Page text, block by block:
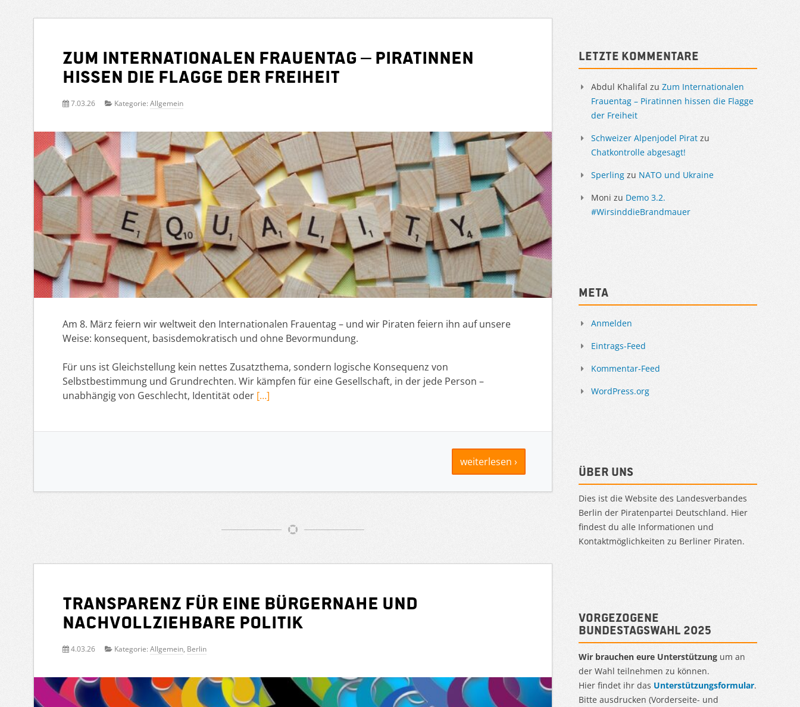
Zum Internationalen Frauentag – Piratinnen
hissen die Flagge der Freiheit
7.03.26 Kategorie: Allgemein
Am 8. März feiern wir weltweit den Internationalen Frauentag – und wir Piraten feiern ihn auf unsere
Weise: konsequent, basisdemokratisch und ohne Bevormundung.
Für uns ist Gleichstellung kein nettes Zusatzthema, sondern logische Konsequenz von
Selbstbestimmung und Grundrechten. Wir kämpfen für eine Gesellschaft, in der jede Person –
unabhängig von Geschlecht, Identität oder […]
weiterlesen ›
Transparenz für eine bürgernahe und
nachvollziehbare Politik
4.03.26 Kategorie: Allgemein, Berlin
Letzte Kommentare
Abdul Khalifal zu Zum Internationalen
Frauentag – Piratinnen hissen die Flagge
der Freiheit
Schweizer Alpenjodel Pirat zu
Chatkontrolle abgesagt!
Sperling zu NATO und Ukraine
Moni zu Demo 3.2.
#WirsinddieBrandmauer
Meta
Anmelden
Eintrags-Feed
Kommentar-Feed
WordPress.org
Über uns
Dies ist die Website des Landesverbandes
Berlin der Piratenpartei Deutschland. Hier
findest du alle Informationen und
Kontaktmöglichkeiten zu Berliner Piraten.
Vorgezogene
Bundestagswahl 2025
Wir brauchen eure Unterstützung um an
der Wahl teilnehmen zu können.
Hier findet ihr das Unterstützungsformular.
Bitte ausdrucken (Vorderseite- und